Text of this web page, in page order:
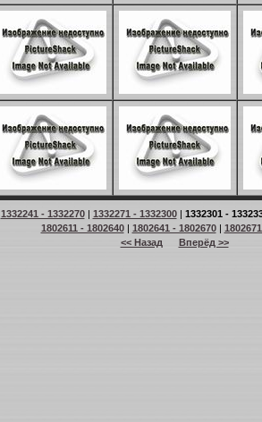
1332241 - 1332270| 1332271 - 1332300| 1332301 -
1802611 - 1802640| 1802641 - 1802670|
<< Назад
Вперёд >>